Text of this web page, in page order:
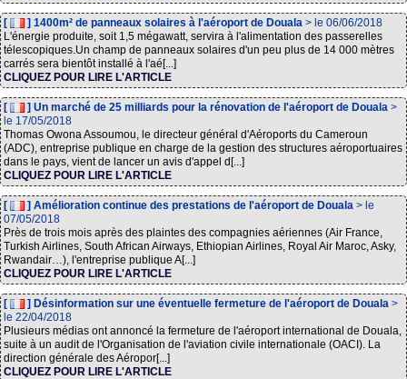
[ ] 1400m² de panneaux solaires à l'aéroport de Douala > le 06/06/2018
L'énergie produite, soit 1,5 mégawatt, servira à l'alimentation des passerelles
télescopiques.Un champ de panneaux solaires d'un peu plus de 14 000 mètres
carrés sera bientôt installé à l'aé[...]
CLIQUEZ POUR LIRE L'ARTICLE
[ ] Un marché de 25 milliards pour la rénovation de l'aéroport de Douala >
le 17/05/2018
Thomas Owona Assoumou, le directeur général d'Aéroports du Cameroun
(ADC), entreprise publique en charge de la gestion des structures aéroportuaires
dans le pays, vient de lancer un avis d'appel d[...]
CLIQUEZ POUR LIRE L'ARTICLE
[ ] Amélioration continue des prestations de l'aéroport de Douala > le
07/05/2018
Près de trois mois après des plaintes des compagnies aériennes (Air France,
Turkish Airlines, South African Airways, Ethiopian Airlines, Royal Air Maroc, Asky,
Rwandair…), l'entreprise publique A[...]
CLIQUEZ POUR LIRE L'ARTICLE
[ ] Désinformation sur une éventuelle fermeture de l'aéroport de Douala >
le 22/04/2018
Plusieurs médias ont annoncé la fermeture de l'aéroport international de Douala,
suite à un audit de l'Organisation de l'aviation civile internationale (OACI). La
direction générale des Aéropor[...]
CLIQUEZ POUR LIRE L'ARTICLE